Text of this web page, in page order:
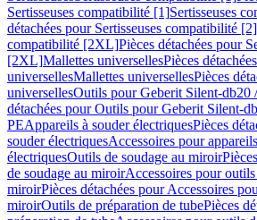
Sertisseuses compatibilité [1]Sertisseuses
détachées pour Sertisseuses compatibilité [2]
compatibilité [2XL]Pièces détachées pour
[2XL]Mallettes universellesPièces
universellesMallettes universellesPièces
universellesOutils pour Geberit Silent-db20
détachées pour Outils pour Geberit Silent-
PEAppareils à souder électriquesPièces
souder électriquesAccessoires pour
électriquesOutils de soudage au miroir
de soudage au miroirAccessoires pour outils
miroirPièces détachées pour Accessoires
miroirOutils de préparation de tubePièces